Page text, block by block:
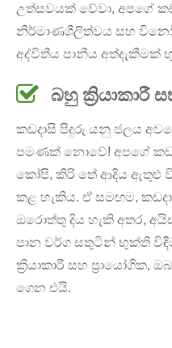
උත්සවයක් වේවා, අපගේ
නිර්මාණශීලිත්වය සහ
අද්විතීය පානීය අත්දැකීමක්
බහු ක්‍රියාකාරී
කඩදාසි පිදුරු යනු ජලය
පමණක් නොවේ! අපගේ
කෝපි, කිරි තේ ආදිය ඇතුළු
කළ හැකිය. ඒ සමඟම,
ඔරොත්තු දිය හැකි අතර,
පාන වර්ග සතුටින් භුක්ති
ක්‍රියාකාරී සහ ප්‍රායෝගික,
ගෙන එයි.